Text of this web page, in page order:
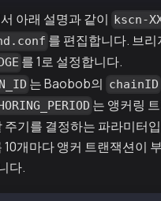
아래 설명과 같이 kscn-
를 편집합니다. 브
를 1로 설정합니다.
는 Baobob의 chainID
는 앵커링
기를 결정하는 파라미터
개마다 앵커 트랜잭션이
다.